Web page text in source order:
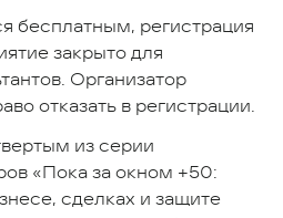
бесплатным, регистрация
закрыто для
Организатор
отказать в регистрации.
из серии
«Пока за окном +50:
сделках и защите